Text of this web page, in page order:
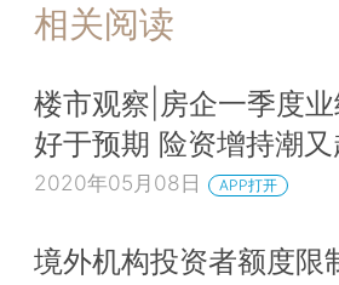
相关阅读
楼市观察|房企一季度
好于预期 险资增持潮又
2020年05月08日 APP打开
境外机构投资者额度限